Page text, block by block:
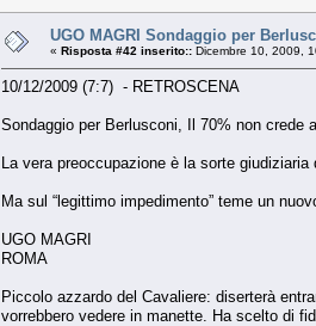
UGO MAGRI Sondaggio per
« Risposta #42 inserito:: Dicembre 10, 2009,
10/12/2009 (7:7) - RETROSCENA
Sondaggio per Berlusconi, Il 70% non crede
La vera preoccupazione è la sorte
Ma sul “legittimo impedimento” teme un
UGO MAGRI
ROMA
Piccolo azzardo del Cavaliere: diserterà
vorrebbero vedere in manette. Ha scelto di